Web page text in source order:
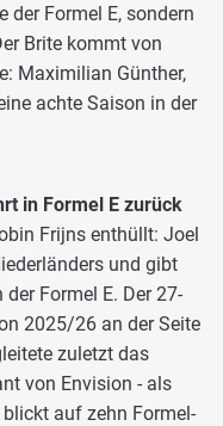
der Formel E, sondern
Brite kommt von
Maximilian Günther,
achte Saison in der
in Formel E zurück
Frijns enthüllt: Joel
und gibt
Formel E. Der 27-
2025/26 an der Seite
zuletzt das
von Envision - als
auf zehn Formel-